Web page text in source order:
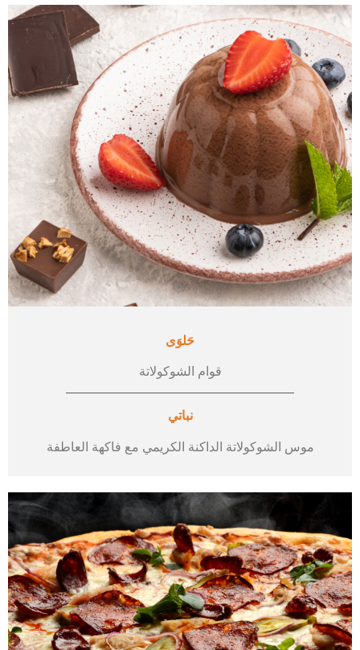
حَلوَى
قوام الشوكولاتة
نباتي
موس الشوكولاتة الداكنة الكريمي مع فاكهة العاطفة